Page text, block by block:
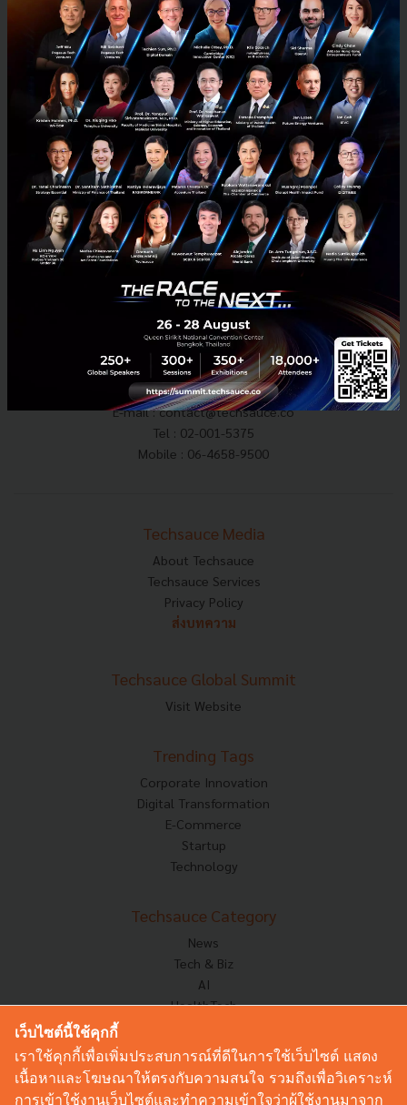
GMM Music จับมือ Tencent Music Entertainment
Group และ Tencent ร่วมลงทุน ปลดล็อกมูลค่าบริษัท
25,700 ล้านบาท
GMM Music ประกาศความร่วมมือครั้งสำคัญกับ Tencent Music
Entertainment Group (TME) ผู้นำธุรกิจเพลงและความบันเทิงยักษ์ใหญ่
จากจีน และ Tencent บริษัทเทคโนโลยีชั้นนำ ร่วมลงทุนเชิงกลยุทธ์...
มิถุนายน 5, 2024 | ByTechsauce Team
News PR News tencent GMM Music Tencent Music Entertainment Group
E-mail :contact@techsauce.co
Tel : 02-001-5375
Mobile : 06-4658-9500
Techsauce Media
About Techsauce
Techsauce Services
Privacy Policy
ส่งบทความ
Techsauce Global Summit
Visit Website
Trending Tags
Corporate Innovation
Digital Transformation
E-Commerce
Startup
Technology
Techsauce Category
News
Tech & Biz
AI
HealthTech
Corp Innov
Saucy Thoughts
Based On
เว็บไซต์นี้ใช้คุกกี้
เราใช้คุกกี้เพื่อเพิ่มประสบการณ์ที่ดีในการใช้เว็บไซต์ แสดง
เนื้อหาและโฆษณาให้ตรงกับความสนใจ รวมถึงเพื่อวิเคราะห์
การเข้าใช้งานเว็บไซต์และทำความเข้าใจว่าผู้ใช้งานมาจาก